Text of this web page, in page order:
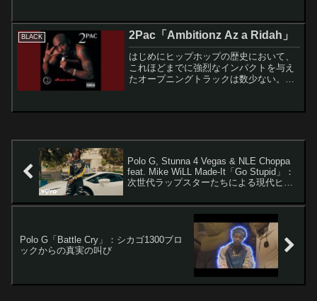
1994年にリリースされ、...
BLACK 2Pac「Ambitionz Az a Ridah」
はじめにヒップホップの歴史において、
これほどまでに強烈なインパクトを与え
たオープニングトラックは数少ない。
のスタジオアルバム「All Eyez...
Polo G, Stunna 4 Vegas & NLE Choppa
feat. Mike WiLL Made-It「Go Stupid」：
次世代ラップスターたちによる現代ヒッ
Polo G「Battle Cry」：シカゴ1300ブロ
ックからの真実の叫び